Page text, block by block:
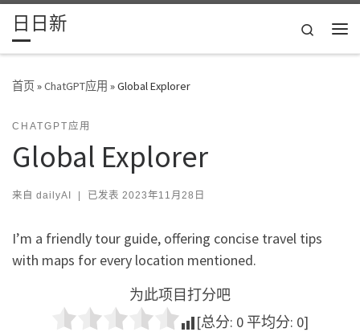
Skip to content
日日新
Search
首页»ChatGPT应用 »Global Explorer
CHATGPT应用
Global Explorer
来自 dailyAI | 已发表 2023年11月28日
I’m a friendly tour guide, offering concise travel tips
with maps for every location mentioned.
为此项目打分吧
[总分: 0 平均分: 0]